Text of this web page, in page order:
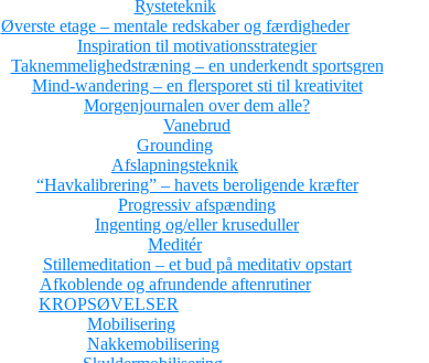
Rysteteknik
Øverste etage – mentale redskaber og færdigheder
Inspiration til motivationsstrategier
Taknemmelighedstræning – en underkendt sportsgren
Mind-wandering – en flersporet sti til kreativitet
Morgenjournalen over dem alle?
Vanebrud
Grounding
Afslapningsteknik
“Havkalibrering” – havets beroligende kræfter
Progressiv afspænding
Ingenting og/eller kruseduller
Meditér
Stillemeditation – et bud på meditativ opstart
Afkoblende og afrundende aftenrutiner
KROPSØVELSER
Mobilisering
Nakkemobilisering